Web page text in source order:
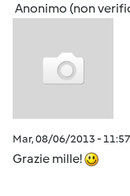
Anonimo (non
Mar, 08/06/2013 - 11:57
Grazie mille!